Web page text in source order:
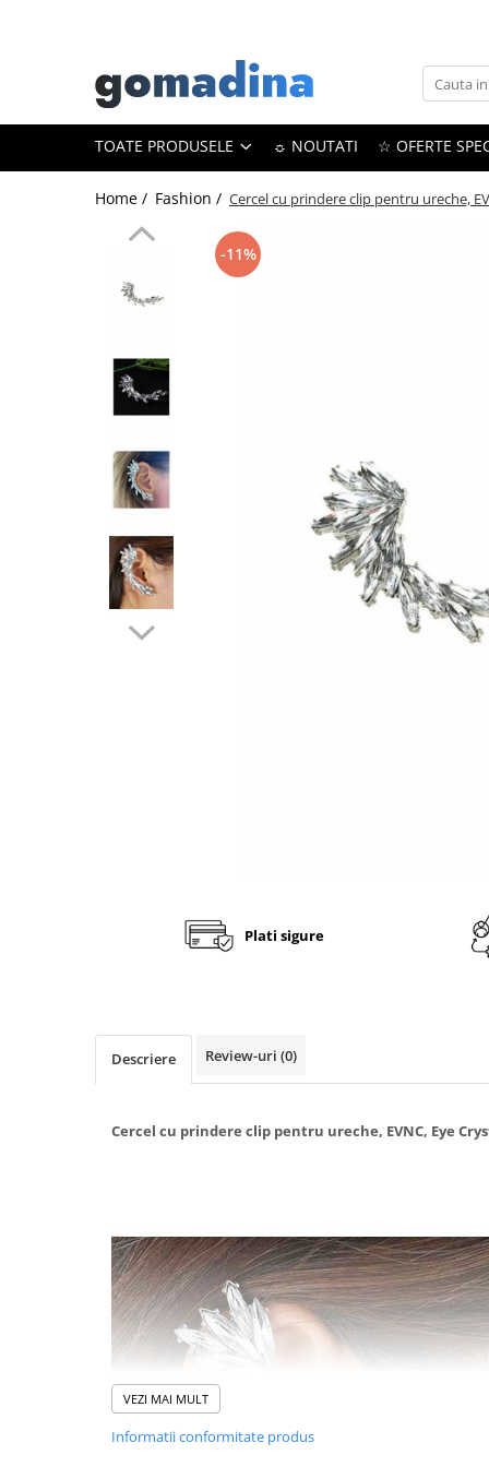
Toate Produsele
Trackere GPS
Ingrijire personala
Aparate & Accesorii ingrijire
Cosmetice & Produse ingrijire
Parfumuri cu feromoni
Produse albire si curatare dinti
Accesorii pentru cap si par
Accesorii vestimentare
Componente PC & Software
Casti & Audio portabile
Accesorii diverse
Confort auto
Curatare auto
Suporturi auto pentru telefon
Articole pentru Bucatarie & Servire
TOATE PRODUSELE ☼ NOUTATI ☆ OFERTE
Home / Fashion / Cercel cu prindere clip pentru ureche,
-11%
Plati sigure
Descriere Review-uri (0)
Cercel cu prindere clip pentru ureche, EVNC, Eye
VEZI MAI MULT
Informatii conformitate produs